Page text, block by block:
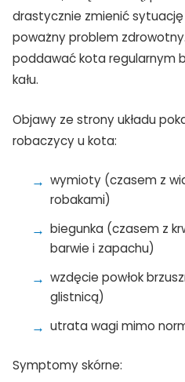
drastycznie zmienić
poważny problem
poddawać kota regularnym
kału.
Objawy ze strony układu
robaczycy u kota:
wymioty (czasem z
robakami)
biegunka (czasem z
barwie i zapachu)
wzdęcie powłok
glistnicą)
utrata wagi mimo
Symptomy skórne: